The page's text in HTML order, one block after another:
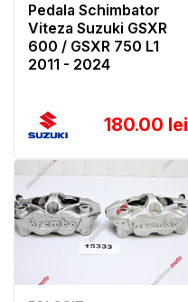
Pedala Schimbator
Viteza Suzuki GSXR
600 / GSXR 750 L1
2011 - 2024
180.00 lei